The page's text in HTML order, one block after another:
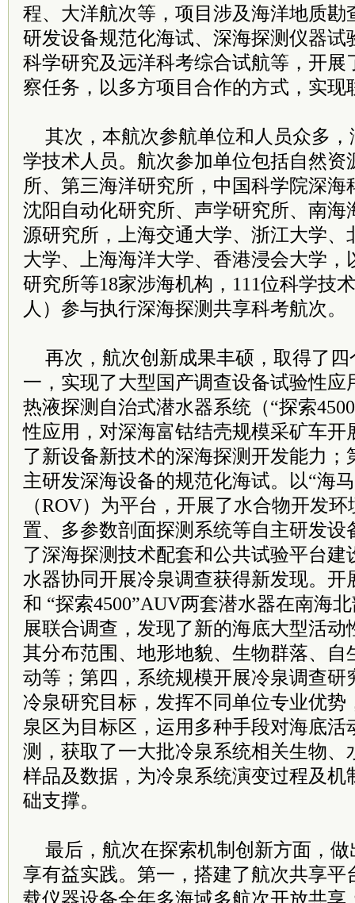
程、大洋航次等，项目涉及海洋地质勘
研发设备规范化海试、深海探测仪器试
科学研究及远洋科考综合试航等，开展
察任务，以多方项目合作的方式，实现
其次，本航次参航单位和人员众多，
学技术人员。航次参加单位包括自然资
所、第三海洋研究所，中国科学院深海
沈阳自动化研究所、声学研究所、南海
源研究所，上海交通大学、浙江大学、
大学、上海海洋大学、香港浸会大学，
研究所等18家涉海机构，111位科学技
人）参与执行深海探测共享科考航次。
再次，航次创新成果丰硕，取得了
一，实现了大型国产调查设备试验性应
热液探测自治式潜水器系统（“探索
性应用，对深海富钴结壳规模采矿车开
了新设备新技术的深海探测开发能力；
主研发深海设备的规范化海试。以“海
（ROV）为平台，开展了水合物开发
置、多参数剖面探测系统等自主研发设
了深海探测技术配套和公共试验平台建
水器协同开展冷泉调查获得新发现。开
和 “探索4500”AUV两套潜水器在南海
展联合调查，发现了新的海底大型活动
其分布范围、地形地貌、生物群落、自
动等；第四，系统规模开展冷泉调查研
冷泉研究目标，发挥不同单位专业优势
泉区为目标区，运用多种手段对海底活
测，获取了一大批冷泉系统相关生物、
样品及数据，为冷泉系统演变过程及机
础支撑。
最后，航次在探索机制创新方面，
享有益实践。第一，搭建了航次共享平